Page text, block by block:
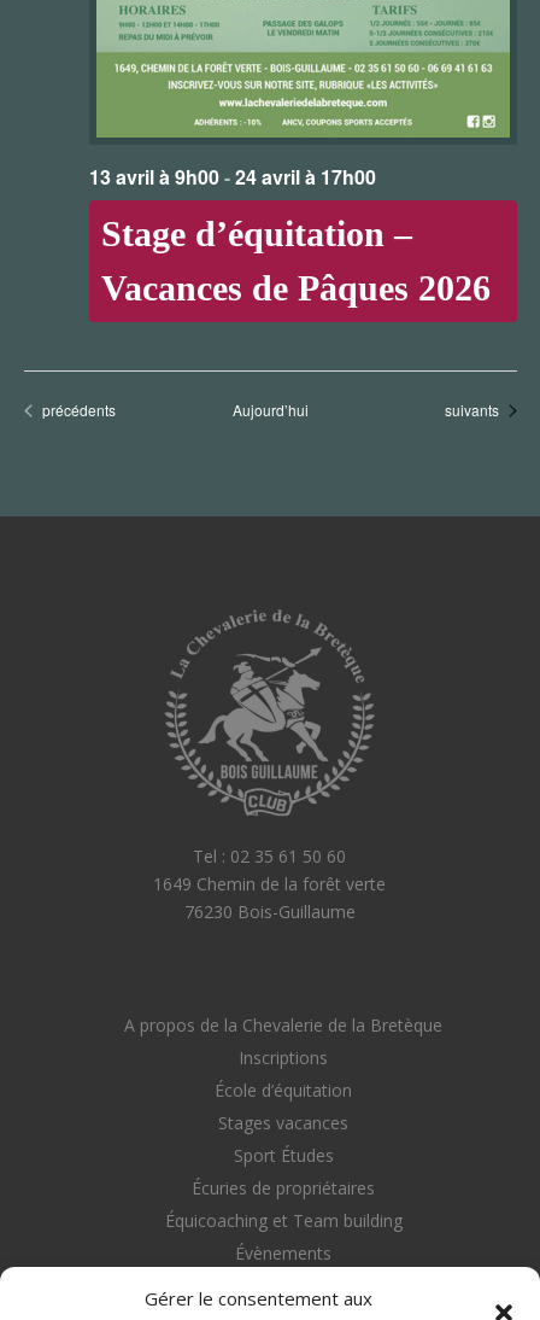
Gérer le consentement aux
Stage d’équitation –
Vacances de Pâques 2026
13 avril à 9h00-24 avril à 17h00
Évènements
précédents Aujourd’hui Évènements
suivants
Tel : 02 35 61 50 60
1649 Chemin de la forêt verte
76230 Bois-Guillaume
A propos de la Chevalerie de la Bretèque
Inscriptions
École d’équitation
Stages vacances
Sport Études
Écuries de propriétaires
Équicoaching et Team building
Évènements